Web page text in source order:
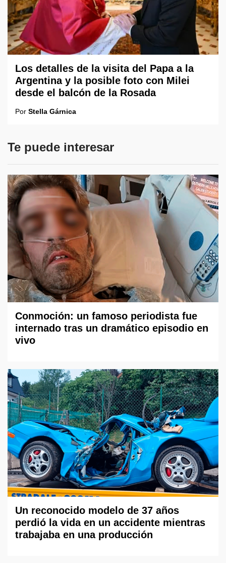
Los detalles de la visita del Papa a la
Argentina y la posible foto con Milei
desde el balcón de la Rosada
Por Stella Gárnica
Te puede interesar
Conmoción: un famoso periodista fue
internado tras un dramático episodio en
vivo
Un reconocido modelo de 37 años
perdió la vida en un accidente mientras
trabajaba en una producción